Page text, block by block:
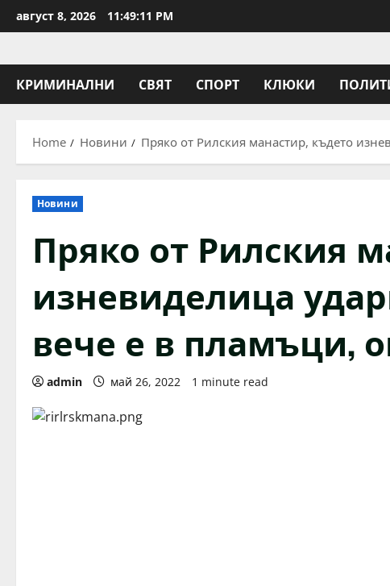
to
август 8, 2026 11:49:11 PM
КРИМИНАЛНИ СВЯТ СПОРТ КЛЮКИ
Home Новини Пряко от Рилския манастир, където
Новини
Пряко от Рилския
изневиделица
вече е в пламъци,
admin май 26, 2022 1 minute read